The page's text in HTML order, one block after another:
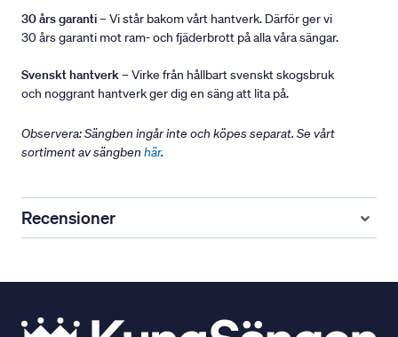
30 års garanti– Vi står bakom vårt hantverk. Därför ger vi
30 års garanti mot ram- och fjäderbrott på alla våra sängar.
Svenskt hantverk– Virke från hållbart svenskt skogsbruk
och noggrant hantverk ger dig en säng att lita på.
Observera: Sängben ingår inte och köpes separat. Se vårt
sortiment av sängben här.
Recensioner